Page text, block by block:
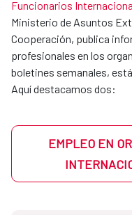
pueden acoger
peticiones también
Unidades de apoyo
Consulta por los
escribiendo a
impacto global.
Actualmente
Funcionarios
Ministerio de Asuntos
Cooperación, publica
profesionales en los
boletines semanales,
Aquí destacamos dos:
EMPLEO EN